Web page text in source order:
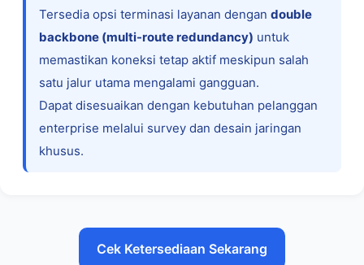
Tersedia opsi terminasi layanan dengan double
backbone (multi-route redundancy) untuk
memastikan koneksi tetap aktif meskipun salah
satu jalur utama mengalami gangguan.
Dapat disesuaikan dengan kebutuhan pelanggan
enterprise melalui survey dan desain jaringan
khusus.
Cek Ketersediaan Sekarang